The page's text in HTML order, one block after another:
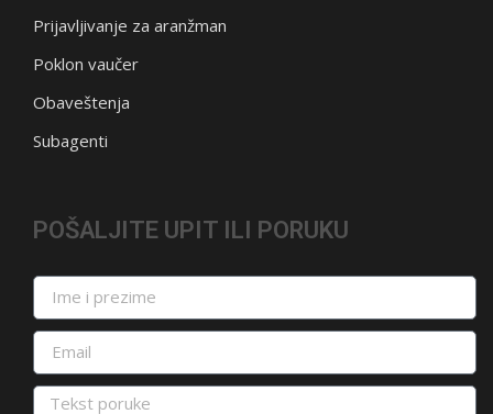
Prijavljivanje za aranžman
Poklon vaučer
Obaveštenja
Subagenti
POŠALJITE UPIT ILI PORUKU